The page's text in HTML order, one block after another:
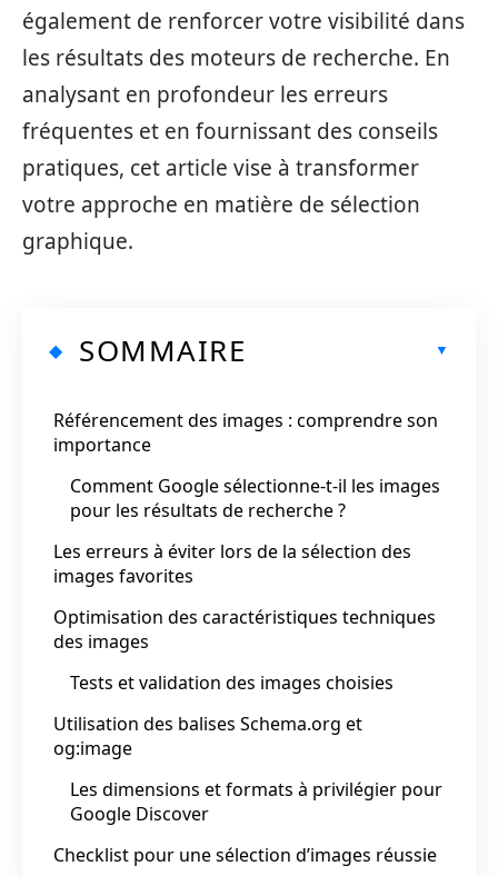
également de renforcer votre visibilité dans
les résultats des moteurs de recherche. En
analysant en profondeur les erreurs
fréquentes et en fournissant des conseils
pratiques, cet article vise à transformer
votre approche en matière de sélection
graphique.
SOMMAIRE
Référencement des images : comprendre son
importance
Comment Google sélectionne-t-il les images
pour les résultats de recherche ?
Les erreurs à éviter lors de la sélection des
images favorites
Optimisation des caractéristiques techniques
des images
Tests et validation des images choisies
Utilisation des balises Schema.org et
og:image
Les dimensions et formats à privilégier pour
Google Discover
Checklist pour une sélection d’images réussie